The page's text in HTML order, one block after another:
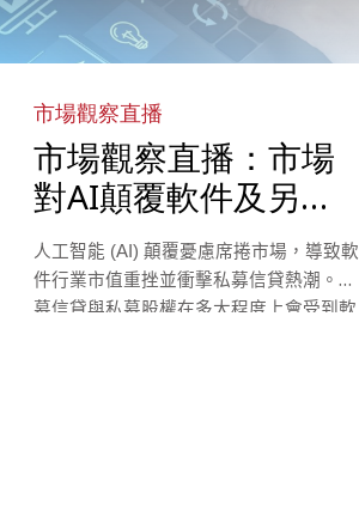
市場觀察直播
市場觀察直播：市場
對AI顛覆軟件及另類
投資領域的憂慮是否
過度？
人工智能 (AI) 顛覆憂慮席捲市場，導致軟
件行業市值重挫並衝擊私募信貸熱潮。私
募信貸與私募股權在多大程度上會受到軟